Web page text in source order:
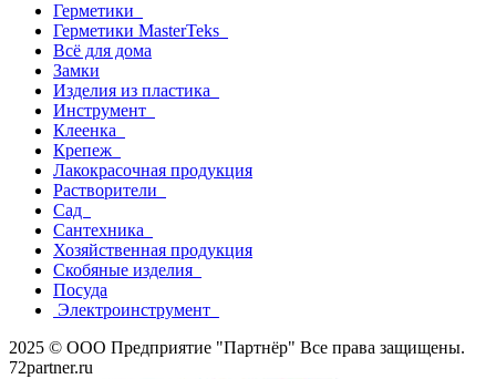
Герметики
Герметики MasterTeks
Всё для дома
Замки
Изделия из пластика
Инструмент
Клеенка
Крепеж
Лакокрасочная продукция
Растворители
Сад
Сантехника
Хозяйственная продукция
Скобяные изделия
Посуда
Электроинструмент
2025 © ООО Предприятие "Партнёр" Все права защищены.
72partner.ru